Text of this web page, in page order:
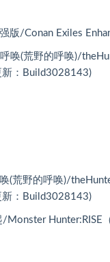
版/Conan Exiles
(荒野的呼唤)/
新：Build3028143)